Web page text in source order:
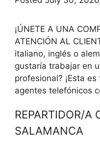
¡ÚNETE A UNA
ATENCIÓN AL
italiano, inglés o
gustaría trabajar en
profesional? ¡Esta
agentes telefónicos
REPARTIDOR/A
SALAMANCA